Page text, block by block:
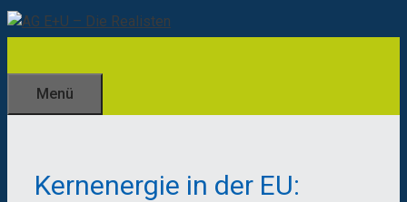
Zum
Inhalt
Menü
Kernenergie in der EU: